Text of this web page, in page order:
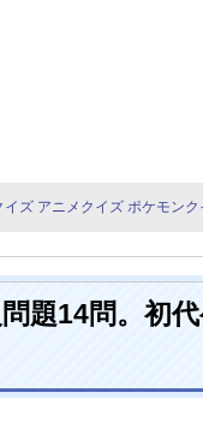
イズ アニメクイズ ポケモンク
題14問。初